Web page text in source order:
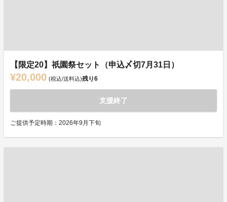
【限定20】祇園祭セット（申込〆切7月31日）
¥20,000 (税込/送料込)残り6
支援終了
ご提供予定時期：2026年9月下旬